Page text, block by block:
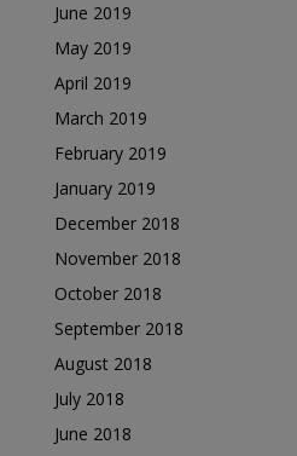
June 2019
May 2019
April 2019
March 2019
February 2019
January 2019
December 2018
November 2018
October 2018
September 2018
August 2018
July 2018
June 2018